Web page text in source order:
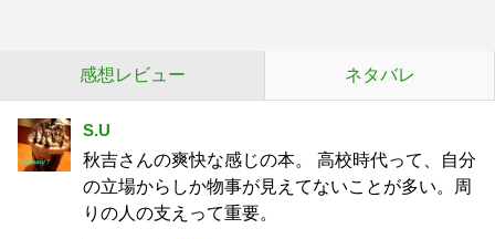
感想レビュー ネタバレ
S.U
秋吉さんの爽快な感じの本。 高校時代って、自分
の立場からしか物事が見えてないことが多い。周
りの人の支えって重要。